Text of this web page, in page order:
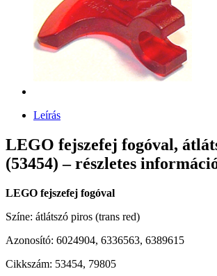
Leírás
LEGO fejszefej fogóval,
(53454) – részletes
LEGO fejszefej fogóval
Színe: átlátszó piros (trans red)
Azonosító: 6024904, 6336563, 6389615
Cikkszám: 53454, 79805